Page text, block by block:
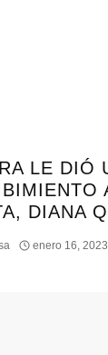
LE DIÓ
DIANA
enero 16, 2023